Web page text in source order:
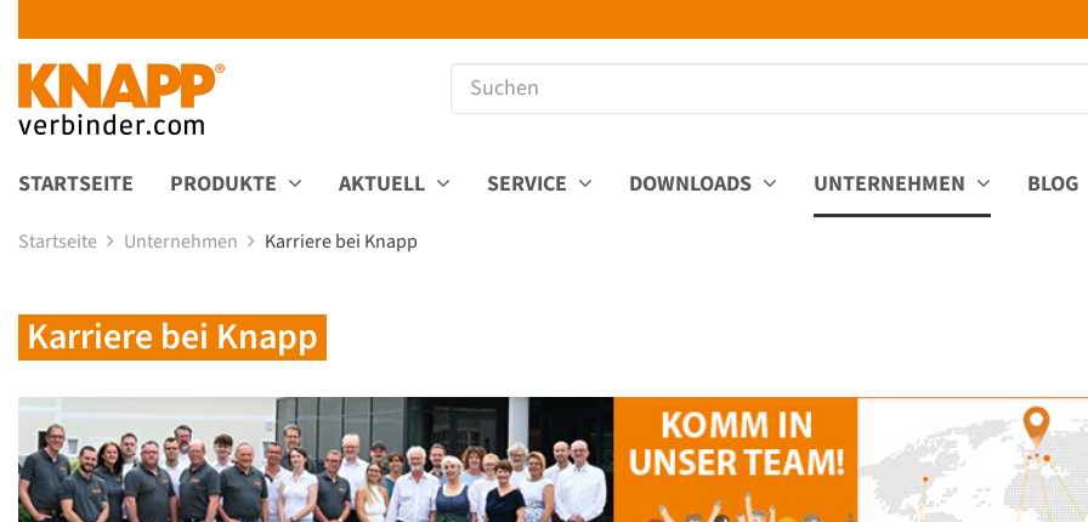
STARTSEITE PRODUKTE AKTUELL SERVICE DOWNLOADS UNTERNEHMEN BLOG
Startseite Unternehmen Karriere bei Knapp
Karriere bei Knapp